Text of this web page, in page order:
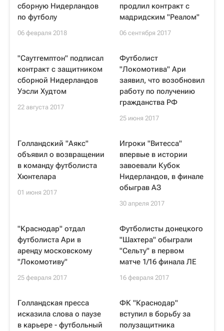
сборную Нидерландов
по футболу
06 февраля 2018
продлил контракт с
мадридским "Реалом"
06 сентября 2017
"Саутгемптон" подписал
контракт с защитником
сборной Нидерландов
Уэсли Худтом
22 августа 2017
Футболист
"Локомотива" Ари
заявил, что возобновил
работу по получению
гражданства РФ
25 июня 2017
Голландский "Аякс"
объявил о возвращении
в команду футболиста
Хюнтелара
01 июня 2017
Игроки "Витесса"
впервые в истории
завоевали Кубок
Нидерландов, в финале
обыграв АЗ
30 апреля 2017
"Краснодар" отдал
футболиста Ари в
аренду московскому
"Локомотиву"
25 февраля 2017
Футболисты донецкого
"Шахтера" обыграли
"Сельту" в первом
матче 1/16 финала ЛЕ
16 февраля 2017
Голландская пресса
исказила слова о паузе
в карьере - футбольный
ФК "Краснодар"
вступил в борьбу за
полузащитника